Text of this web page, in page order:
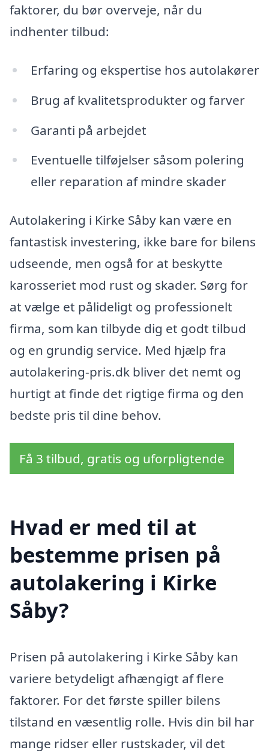
faktorer, du bør overveje, når du
indhenter tilbud:
Erfaring og ekspertise hos autolakører
Brug af kvalitetsprodukter og farver
Garanti på arbejdet
Eventuelle tilføjelser såsom polering
eller reparation af mindre skader
Autolakering i Kirke Såby kan være en
fantastisk investering, ikke bare for bilens
udseende, men også for at beskytte
karosseriet mod rust og skader. Sørg for
at vælge et pålideligt og professionelt
firma, som kan tilbyde dig et godt tilbud
og en grundig service. Med hjælp fra
autolakering-pris.dk bliver det nemt og
hurtigt at finde det rigtige firma og den
bedste pris til dine behov.
Få 3 tilbud, gratis og uforpligtende
Hvad er med til at
bestemme prisen på
autolakering i Kirke
Såby?
Prisen på autolakering i Kirke Såby kan
variere betydeligt afhængigt af flere
faktorer. For det første spiller bilens
tilstand en væsentlig rolle. Hvis din bil har
mange ridser eller rustskader, vil det